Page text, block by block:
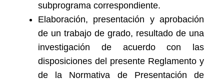
subprograma correspondiente.
Elaboración, presentación y aprobación
de un trabajo de grado, resultado de una
investigación de acuerdo con las
disposiciones del presente Reglamento y
de la Normativa de Presentación de